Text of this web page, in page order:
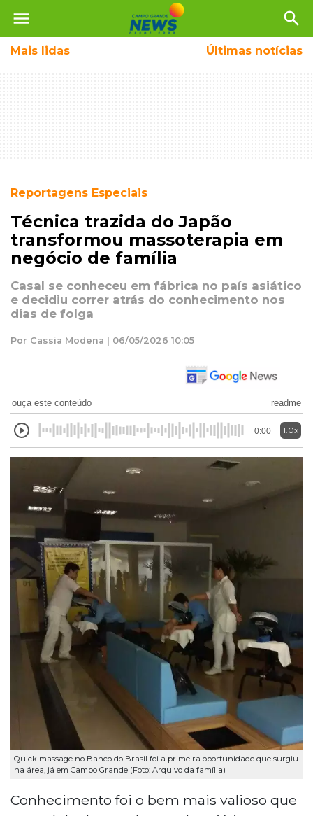
menu search
Mais lidas Últimas notícias
Reportagens Especiais
Técnica trazida do Japão
transformou massoterapia em
negócio de família
Casal se conheceu em fábrica no país asiático
e decidiu correr atrás do conhecimento nos
dias de folga
Por Cassia Modena | 06/05/2026 10:05
ouça este conteúdo readme
0:00 1.0x
Quick massage no Banco do Brasil foi a primeira oportunidade que surgiu
na área, já em Campo Grande (Foto: Arquivo da família)
Conhecimento foi o bem mais valioso que